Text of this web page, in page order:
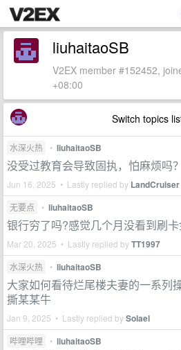
liuhaitaoSB
V2EX member #152452,
+08:00
Switch topics
水深火热 • liuhaitaoSB
没受过教育会导致固执，怕麻烦吗？
Jun 16, 2025 • Lastly replied by LandCruiser
无要点 • liuhaitaoSB
银行穷了吗?感觉几个月没看到刷卡
Mar 20, 2025 • Lastly replied byTT1997
水深火热 • liuhaitaoSB
大家如何看待烂尾楼夫妻的一系列
撕某某牛
Jan 9, 2025 • Lastly replied bySolael
哔哩哔哩 • liuhaitaoSB